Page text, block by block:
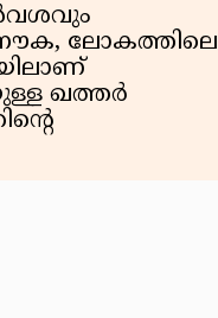
ലോകത്തിലെ
ഖത്തർ